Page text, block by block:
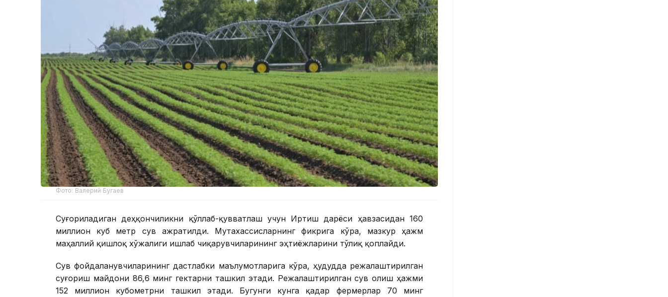
Фото: Валерий Бугаев
Суғориладиган деҳқончиликни қўллаб-қувватлаш учун Иртиш дарёси ҳавзасидан 160
миллион куб метр сув ажратилди. Мутахассисларнинг фикрига кўра, мазкур ҳажм
маҳаллий қишлоқ хўжалиги ишлаб чиқарувчиларининг эҳтиёжларини тўлиқ қоплайди.
Сув фойдаланувчиларининг дастлабки маълумотларига кўра, ҳудудда режалаштирилган
суғориш майдони 86,6 минг гектарни ташкил этади. Режалаштирилган сув олиш ҳажми
152 миллион кубометрни ташкил этади. Бугунги кунга қадар фермерлар 70 минг